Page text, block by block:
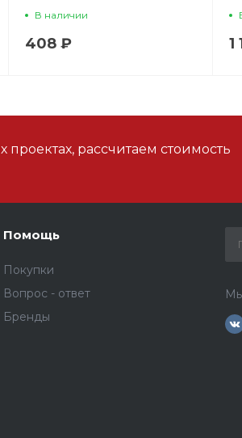
В наличии
408 ₽ 1
рассчитаем стоимость
Помощь
Покупки
Вопрос - ответ
Бренды